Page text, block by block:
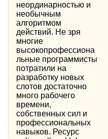
неординарностью и
необычным
алгоритмом
действий. Не зря
многие
высокопрофессиона
льные программисты
потратили на
разработку новых
слотов достаточно
много рабочего
времени,
собственных сил и
профессиональных
навыков. Ресурс